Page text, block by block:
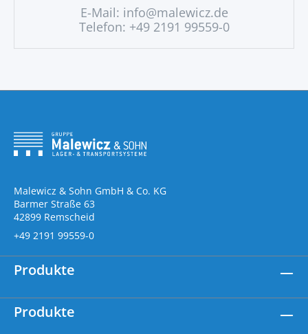
E-Mail: info@malewicz.de
Telefon: +49 2191 99559-0
Malewicz & Sohn GmbH & Co. KG
Barmer Straße 63
42899 Remscheid
+49 2191 99559-0
Produkte
Produkte